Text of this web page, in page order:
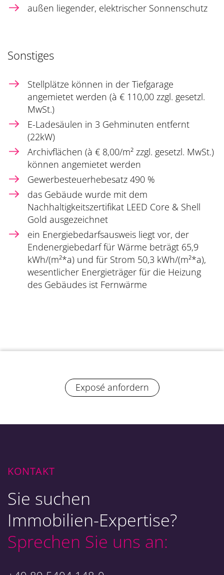
außen liegender, elektrischer Sonnenschutz
Sonstiges
Stellplätze können in der Tiefgarage
angemietet werden (à € 110,00 zzgl. gesetzl.
MwSt.)
E-Ladesäulen in 3 Gehminuten entfernt
(22kW)
Archivflächen (à € 8,00/m² zzgl. gesetzl. MwSt.)
können angemietet werden
Gewerbesteuerhebesatz 490 %
das Gebäude wurde mit dem
Nachhaltigkeitszertifikat LEED Core & Shell
Gold ausgezeichnet
ein Energiebedarfsausweis liegt vor, der
Endenergiebedarf für Wärme beträgt 65,9
kWh/(m²*a) und für Strom 50,3 kWh/(m²*a),
wesentlicher Energieträger für die Heizung
des Gebäudes ist Fernwärme
Exposé anfordern
KONTAKT
Sie suchen
Immobilien-Expertise?
Sprechen Sie uns an: